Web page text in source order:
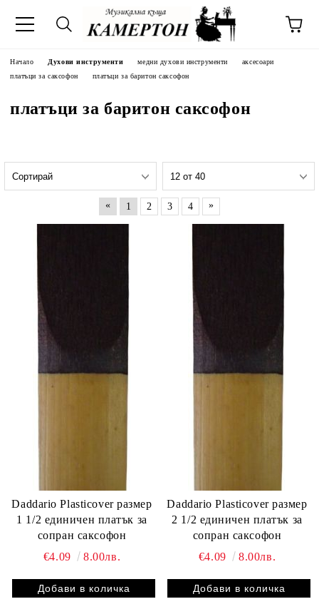
Начало Духови инструменти медни духови инструменти
аксесоари
платъци за саксофон
платъци за баритон саксофон
платъци за баритон саксофон
« 1 2 3 4 »
Daddario Plasticover размер
1 1/2 единичен платък за
сопран саксофон
€4.09
8.00лв.
Daddario Plasticover размер
2 1/2 единичен платък за
сопран саксофон
€4.09
8.00лв.